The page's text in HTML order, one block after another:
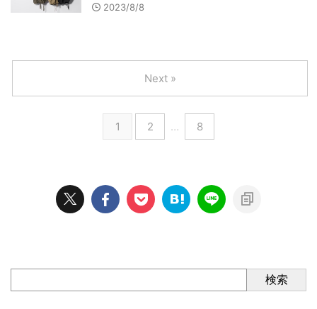
2023/8/8
1 2 … 8
Next »
検索